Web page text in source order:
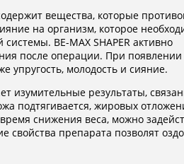
вещества, которые
на организм, которое
BE-MAX SHAPER активно
после операции. При
упругость, молодость и сияние.
изумительные результаты,
подтягивается, жировых
снижения веса, можно
свойства препарата позволят